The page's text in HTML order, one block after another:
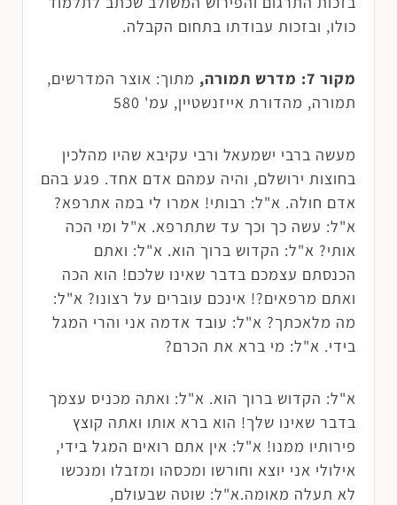
כולו, ובזכות עבודתו בתחום הקבלה.
מקור 7: מדרש תמורה,
מתוך: אוצר המדרשים,
תמורה, מהדורת אייזנשטיין, עמ' 580
מעשה ברבי ישמעאל ורבי עקיבא שהיו מהלכין
בחוצות ירושלם, והיה עמהם אדם אחד. פגע בהם
אדם חולה. א"ל: רבותי! אמרו לי במה אתרפא?
א"ל: עשה כך וכך עד שתתרפא. א"ל ומי הכה
אותי? א"ל: הקדוש ברוך הוא. א"ל: ואתם
הכנסתם עצמכם בדבר שאינו שלכם! הוא הכה
ואתם מרפאים?! אינכם עוברים על רצונו? א"ל:
מה מלאכתך? א"ל: עובד אדמה אני והרי המגל
בידי. א"ל: מי ברא את הכרם?
א"ל: הקדוש ברוך הוא. א"ל: ואתה מכניס עצמך
בדבר שאינו שלך! הוא ברא אותו ואתה קוצץ
פירותיו ממנו! א"ל: אין אתם רואים המגל בידי,
אילולי אני יוצא וחורשו ומכסהו ומזבלו ומנכשו
לא תעלה מאומה.א"ל: שוטה שבעולם,